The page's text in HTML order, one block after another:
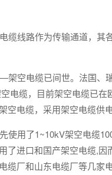
缆线路作为传输通道，其
空电缆已间世。法国、
电缆，目前架空电缆已在
电缆，采用架空电缆供电
使用了1~10kV架空电缆
了进口和国产架空电缆,因
缆厂和山东电缆厂等几家